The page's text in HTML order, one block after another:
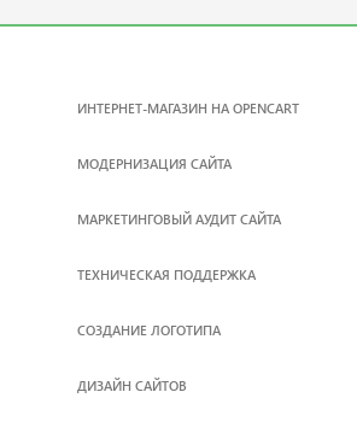
ИНТЕРНЕТ-МАГАЗИН НА OPENCART
МОДЕРНИЗАЦИЯ САЙТА
МАРКЕТИНГОВЫЙ АУДИТ САЙТА
ТЕХНИЧЕСКАЯ ПОДДЕРЖКА
СОЗДАНИЕ ЛОГОТИПА
ДИЗАЙН САЙТОВ